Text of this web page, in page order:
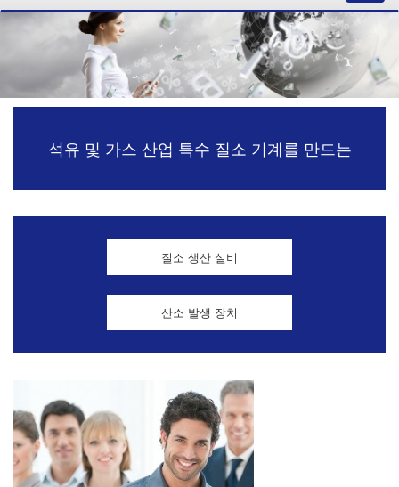
해
석유 및 가스 산업 특수 질소 기계를 만드는
질소 생산 설비
산소 발생 장치